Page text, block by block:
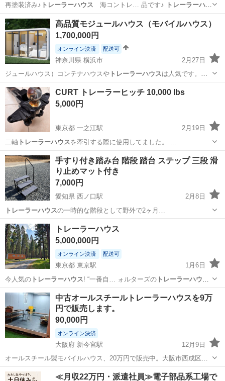
再塗装済み♪ トレーラーハウス 海コントレ… 品です♪
トレーラーハウ
ス海コントレ… ください♪トレーラーハウスをご自身で製…
愛知 豊田市 保見駅 トレーラーハウス
高品質モジュールハウス（モバイルハウス）
1,700,000円
オンライン決済 配送可
神奈川県 横浜市
2月27日
ジュールハウス）コンテナハウスやトレーラーハウスは人気です。宅
地じゃなくても建て…
神奈川 横浜市 その他
CURT トレーラーヒッチ 10,000 lbs
5,000円
東京都 一之江駅
2月19日
二軸 トレーラーハウスを牽引する際に使用してました。 …
東京 江戸川区 一之江駅 その他 ヒッチ
手すり付き踏み台 階段 踏台 ステップ 三段 滑
り止めマット付き
7,000円
愛知県 西ノ口駅
2月8日
トレーラーハウスの一時的な階段として野外で2ヶ月…
愛知 常滑市 家庭用品
トレーラーハウス
5,000,000円
オンライン決済 配送可
東京都 東京駅
1月6日
今人気のトレーラーハウス! “一番自… ォルターズのトレーラーハウス
で あえて完… ouse #トレーラーハウス開業 #サロ…
東京 中央区 東京駅 外装、車外用品 トレーラーハウス
中古オールスチールトレーラーハウスを9万
円で販売します。
90,000円
オンライン決済
大阪府 新今宮駅
12月9日
オールスチール製モバイルハウス、20万円で販売中。大阪市西成区山
王町飛田新地本通商店街
大阪 大阪市 新今宮駅 その他 トレーラーハウス
≪月収22万円・派遣社員≫電子部品系工場で